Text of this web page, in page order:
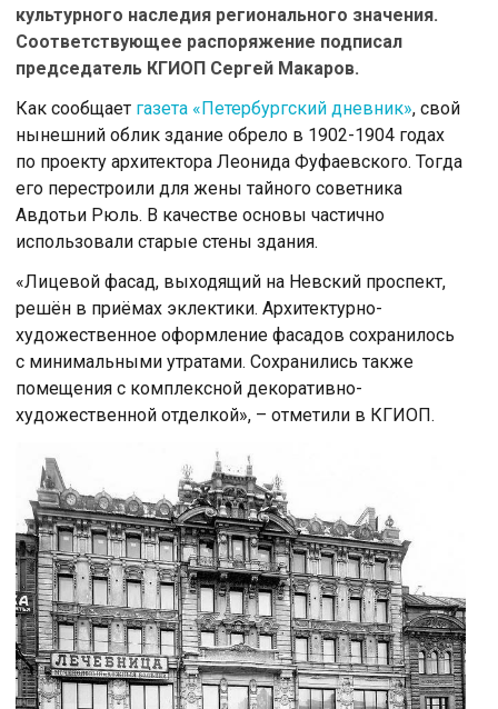
культурного наследия регионального значения.
Соответствующее распоряжение подписал
председатель КГИОП Сергей Макаров.
Как сообщает газета «Петербургский дневник», свой
нынешний облик здание обрело в 1902-1904 годах
по проекту архитектора Леонида Фуфаевского. Тогда
его перестроили для жены тайного советника
Авдотьи Рюль. В качестве основы частично
использовали старые стены здания.
«Лицевой фасад, выходящий на Невский проспект,
решён в приёмах эклектики. Архитектурно-
художественное оформление фасадов сохранилось
с минимальными утратами. Сохранились также
помещения с комплексной декоративно-
художественной отделкой», – отметили в КГИОП.